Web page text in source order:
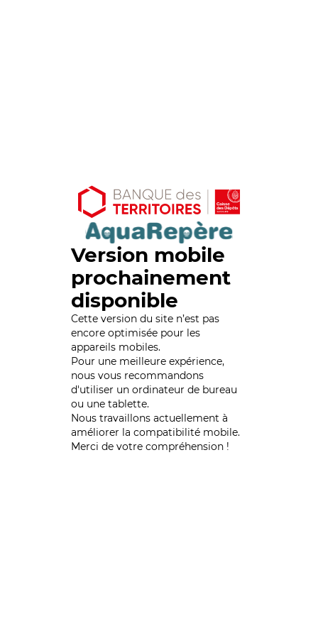
Version mobile
prochainement
disponible
Cette version du site n’est pas
encore optimisée pour les
appareils mobiles.
Pour une meilleure expérience,
nous vous recommandons
d'utiliser un ordinateur de bureau
ou une tablette.
Nous travaillons actuellement à
améliorer la compatibilité mobile.
Merci de votre compréhension !